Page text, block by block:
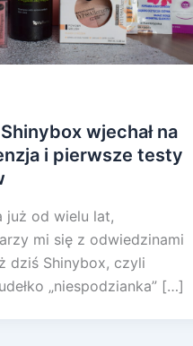
wjechał na
i pierwsze testy
już od wielu lat,
mi się z odwiedzinami
dziś Shinybox, czyli
„niespodzianka” […]